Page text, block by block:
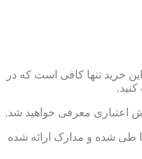
خرید تنها کافی است که در
اعتباری معرفی خواهید شد.
اعتبار سنجی شما طی شده و مدارک ارائه شده